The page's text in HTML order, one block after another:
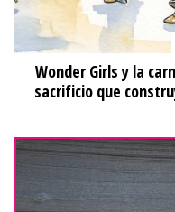
Wonder Girls y la
sacrificio que